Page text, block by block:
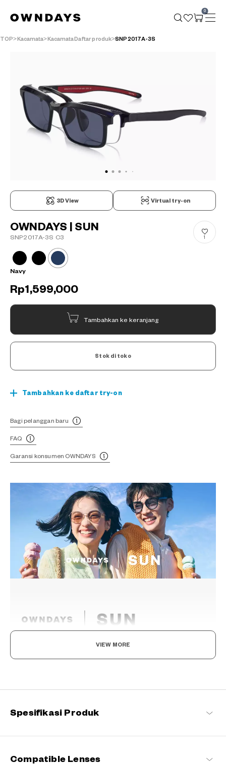
0
TOP Kacamata KacamataDaftar produk SNP2017A-3S
3D View Virtual try-on
OWNDAYS | SUN
SNP2017A-3S C3 1
Navy
Rp1,599,000
Tambahkan ke keranjang
Stok di toko
Tambahkan ke daftar try-on
Bagi pelanggan baru
FAQ
Garansi konsumen OWNDAYS
The day is yours!
MATAHARI di sisi Anda, setiap momen menjadi lebih istimewa.
VIEW MORE
Spesifikasi Produk
Compatible Lenses